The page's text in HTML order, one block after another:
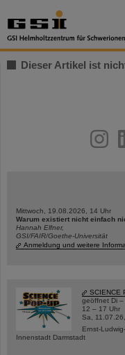
Dieser Artikel ist
youtube
Mittwoch, 19.08.2026, 14 Uhr
Warum existiert nicht einfach
Hannah Elfner,
GSI/FAIR/Goethe-Universität
Anmeldung und weitere
SCIENCE
geöffnet Di –
12 – 17 Uhr
Sa,
Ernst-
Innenstadt Darmstadt